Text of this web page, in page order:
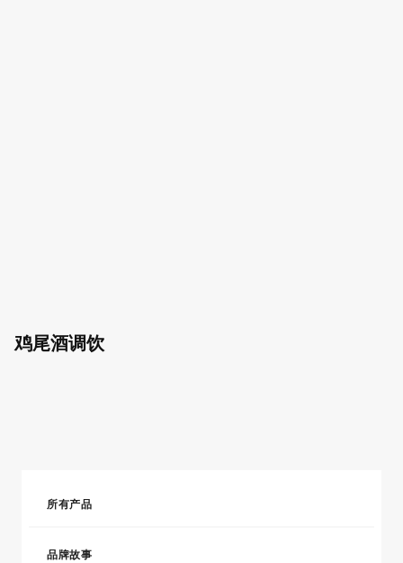
鸡尾酒调饮
所有产品
品牌故事